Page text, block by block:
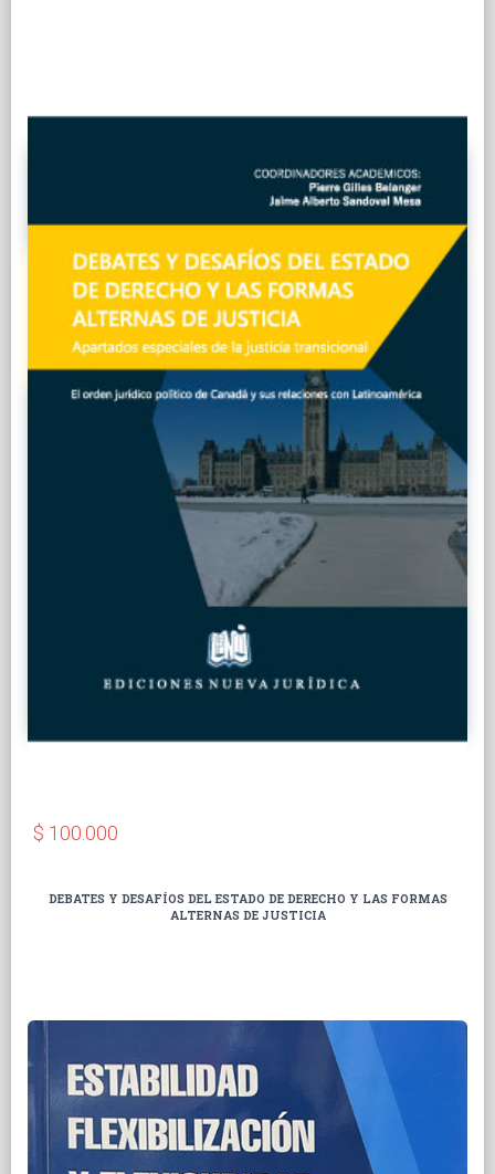
$ 100.000
DEBATES Y DESAFÍOS DEL ESTADO DE DERECHO Y LAS FORMAS
ALTERNAS DE JUSTICIA